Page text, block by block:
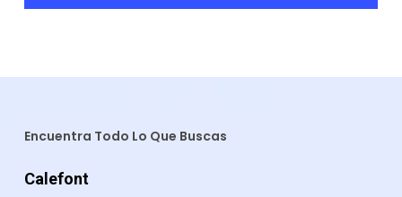
Encuentra Todo Lo Que Buscas
Calefont